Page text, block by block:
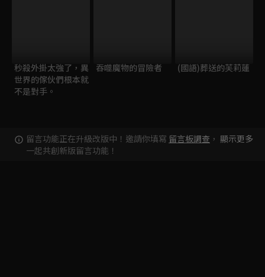
秒殺外掛太強了，異
世界的傢伙們根本就
不是對手。
吞噬魔物的冒險者 (國語)葬送的芙莉蓮
留言功能正在升級改版中！邀請你填寫 留言板調查 ，
一起共創新版留言功能！
顯示更多